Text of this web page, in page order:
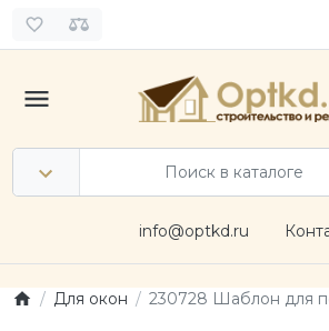
info@optkd.ru
Для окон 230728 Шаблон для